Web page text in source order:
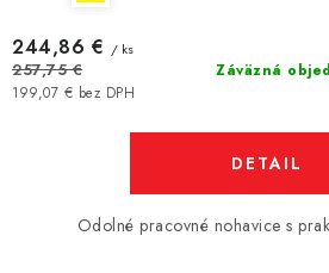
Záväzná
199,07 € bez DPH
244,86 € / ks
257,75 €
DETAIL
Odolné pracovné nohavice s